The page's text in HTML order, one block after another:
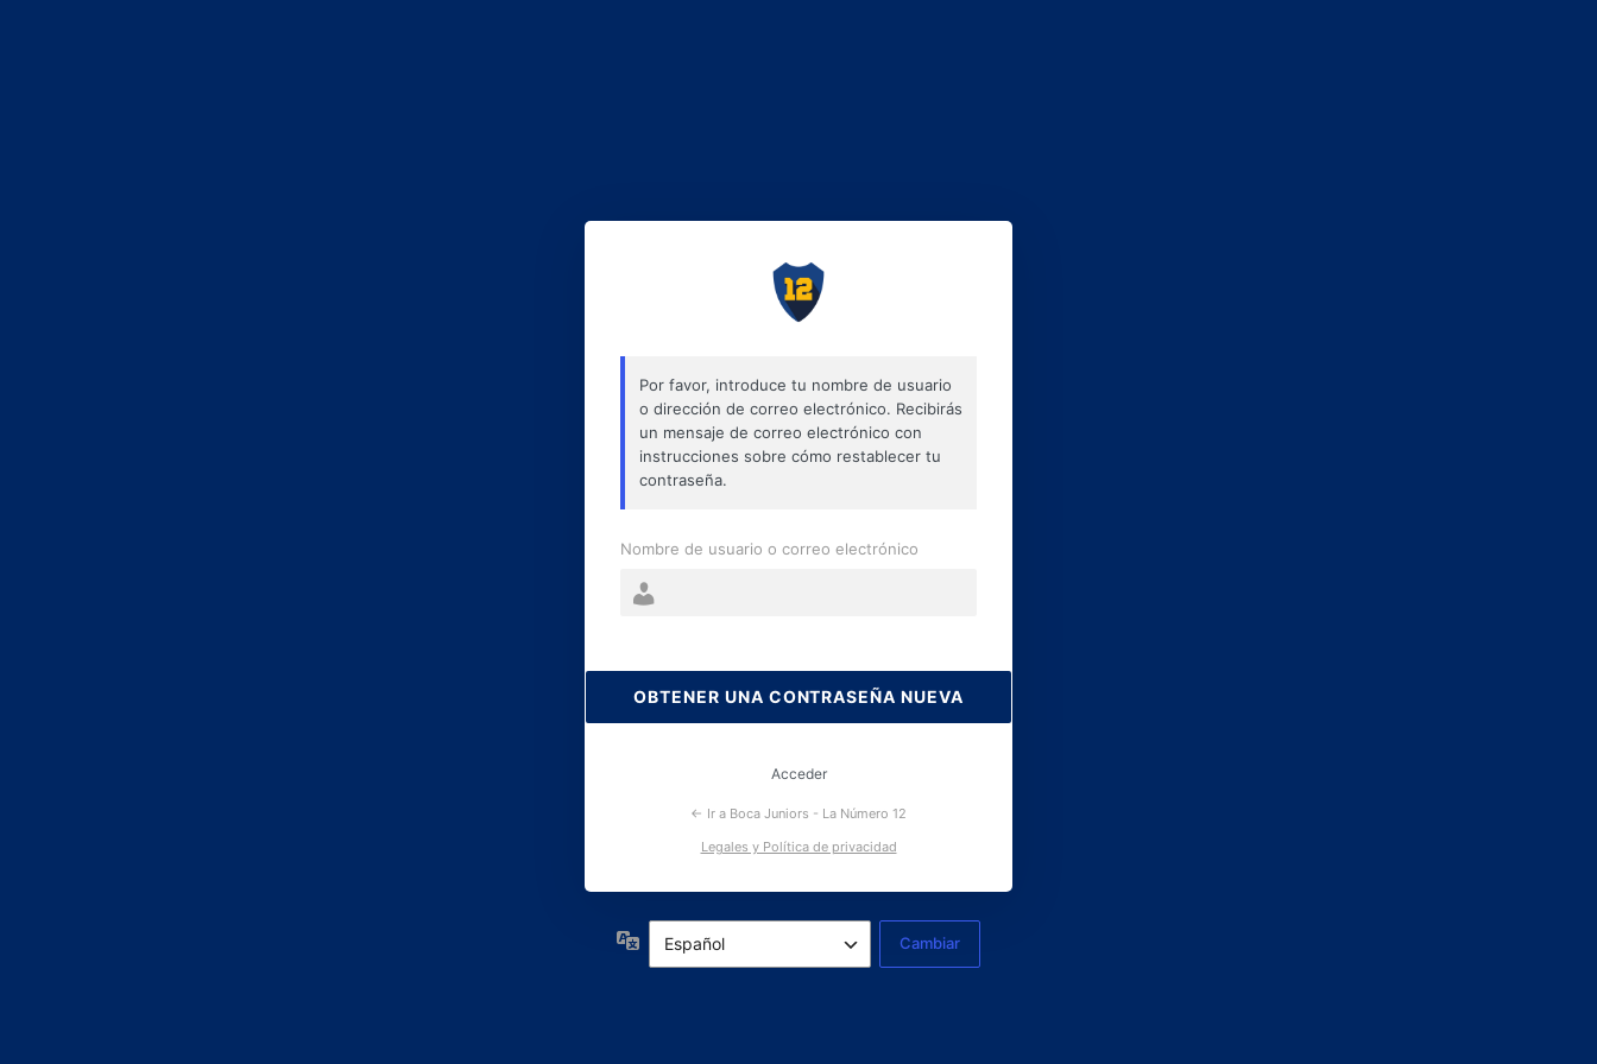
perdida
Por favor, introduce tu nombre de usuario
o dirección de correo electrónico. Recibirás
un mensaje de correo electrónico con
instrucciones sobre cómo restablecer tu
contraseña.
Nombre de usuario o correo electrónico
Acceder
← Ir a Boca Juniors - La Número 12
Legales y Política de privacidad
Idioma